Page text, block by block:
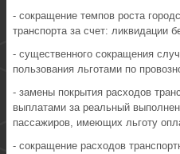
- сокращение темпов роста
транспорта за счет: ликвидации
- существенного сокращения
пользования льготами по
- замены покрытия расходов
выплатами за реальный
пассажиров, имеющих льготу
- сокращение расходов